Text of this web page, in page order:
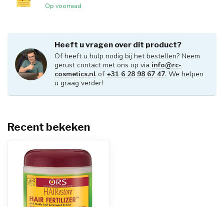
Op voorraad
Heeft u vragen over dit product?
Of heeft u hulp nodig bij het bestellen? Neem
gerust contact met ons op via info@rc-
cosmetics.nl of +31 6 28 98 67 47. We helpen
u graag verder!
Recent bekeken